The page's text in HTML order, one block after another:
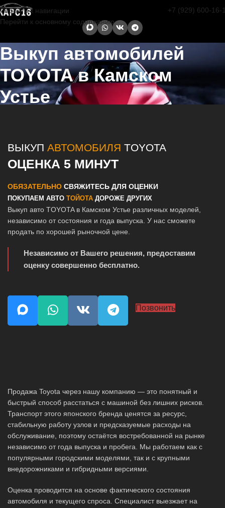
Перейти к навигации
Перейти к основному содержанию
+7 (929) 600-16-
Выкуп автомобилей
TOYOTA в Камском
Устье
ВЫКУП АВТОМОБИЛЯ TOYOTA
ОЦЕНКА 5 МИНУТ
ОБЯЗАТЕЛЬНО СВЯЖИТЕСЬ ДЛЯ ОЦЕНКИ
ПОКУПАЕМ АВТО ТОЙОТА ДОРОЖЕ ДРУГИХ
Выкуп авто TOYOTA в Камском Устье различных моделей,
независимо от состояния и года выпуска. У нас сможете
продать по хорошей рыночной цене.
Независимо от Вашего решения, предоставим
оценку совершенно бесплатно.
Позвонить
Продажа Toyota через нашу компанию — это понятный и
быстрый способ расстаться с машиной без лишних рисков.
Транспорт этого японского бренда ценятся за ресурс,
стабильную работу узлов и предсказуемые расходы на
обслуживание, поэтому остаётся востребованной на рынке
независимо от года выпуска и пробега. Мы работаем как с
популярными городскими моделями, так и с крупными
внедорожниками и гибридными версиями.
Оценка проводится на основе фактического состояния
автомобиля и текущего спроса. Специалист выезжает на